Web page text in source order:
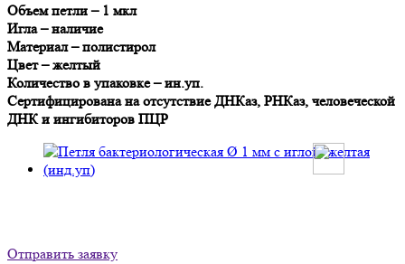
Объем петли – 1 мкл
Игла – наличие
Материал – полистирол
Цвет – желтый
Количество в упаковке – ин.уп.
Сертифицирована на отсутствие ДНКаз, РНКаз, человеческой
ДНК и ингибиторов ПЦР
Отправить заявку